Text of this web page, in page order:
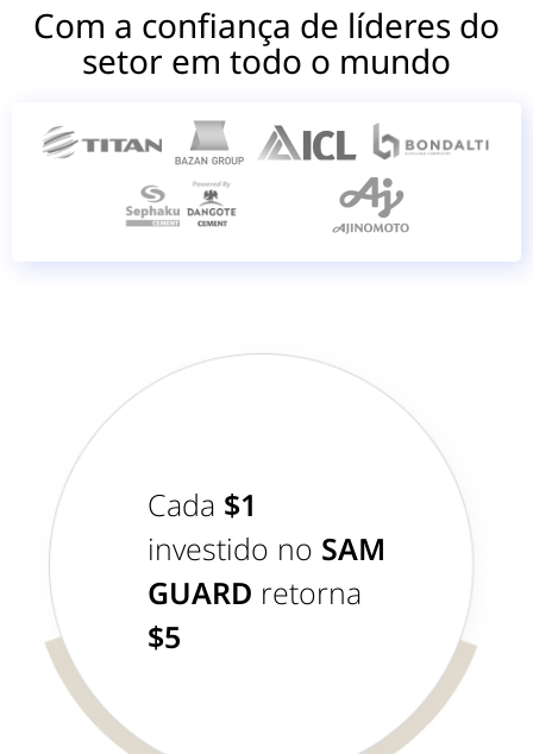
Com a confiança de líderes do
setor em todo o mundo
Cada $1
investido no SAM
GUARD retorna
$5